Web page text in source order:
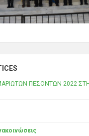
ΠΕΣΟΝΤΩΝ 2022